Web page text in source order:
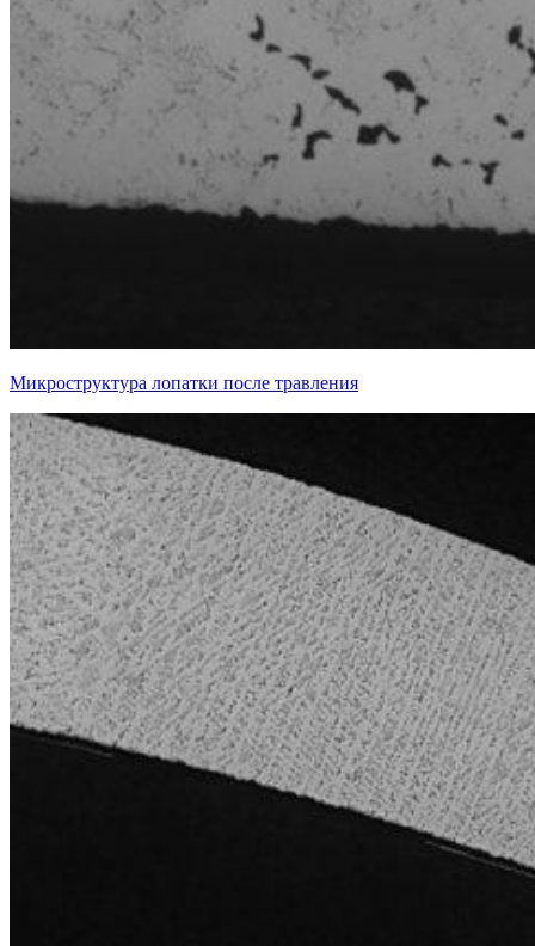
Микроструктура лопатки после травления